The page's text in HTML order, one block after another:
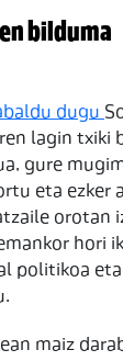
bilduma
dugu
lagin txiki
gure
eta ezker
orotan
hori
politikoa
maiz